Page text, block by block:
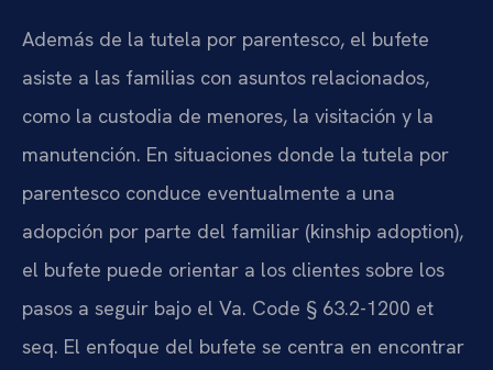
Además de la tutela por parentesco, el bufete
asiste a las familias con asuntos relacionados,
como la custodia de menores, la visitación y la
manutención. En situaciones donde la tutela por
parentesco conduce eventualmente a una
adopción por parte del familiar (kinship adoption),
el bufete puede orientar a los clientes sobre los
pasos a seguir bajo el Va. Code § 63.2-1200 et
seq. El enfoque del bufete se centra en encontrar